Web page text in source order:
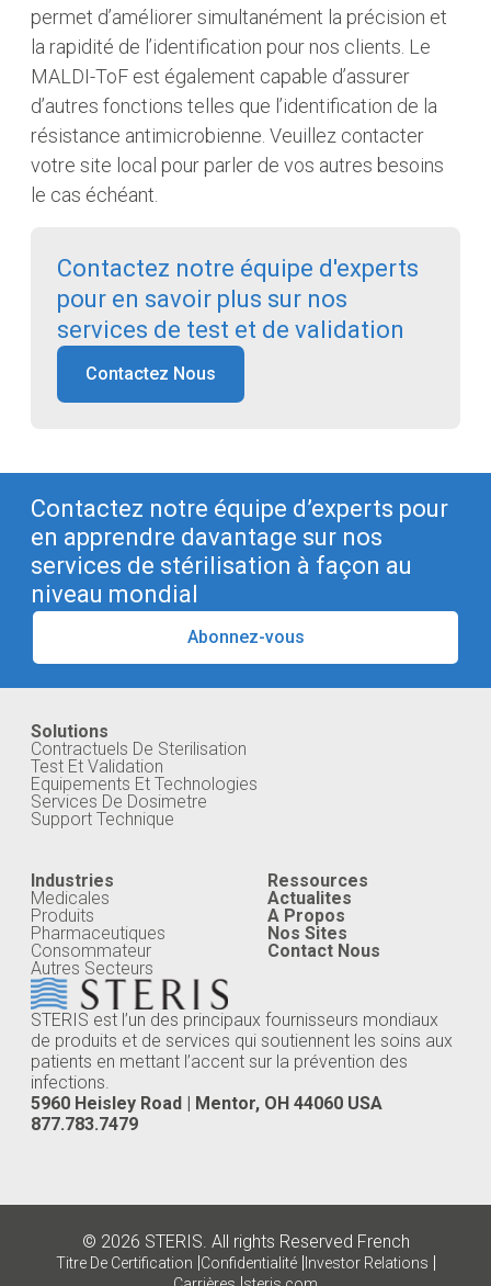
Contactez notre équipe d'experts
pour en savoir plus sur nos
services de test et de validation
Contactez Nous
permet d’améliorer simultanément la précision et
la rapidité de l’identification pour nos clients. Le
MALDI-ToF est également capable d’assurer
d’autres fonctions telles que l’identification de la
résistance antimicrobienne. Veuillez contacter
votre site local pour parler de vos autres besoins
le cas échéant.
Contactez notre équipe d’experts pour
en apprendre davantage sur nos
services de stérilisation à façon au
niveau mondial
Abonnez-vous
STERIS est l’un des principaux fournisseurs mondiaux
de produits et de services qui soutiennent les soins aux
patients en mettant l’accent sur la prévention des
infections.
5960 Heisley Road | Mentor, OH 44060 USA
877.783.7479
Solutions
Contractuels De Sterilisation
Test Et Validation
Equipements Et Technologies
Services De Dosimetre
Support Technique
Industries
Medicales
Produits
Pharmaceutiques
Consommateur
Autres Secteurs
Ressources
Actualites
A Propos
Nos Sites
Contact Nous
© 2026 STERIS. All rights Reserved French
Titre De Certification |Confidentialité| Investor Relations |